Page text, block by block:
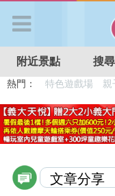
APP登入
首 頁
附近景點 搜
熱門： 特色遊戲場 親